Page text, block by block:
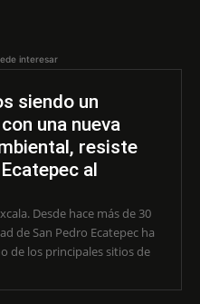
interesar
siendo un
una nueva
resiste
al
Desde hace más de 30
de San Pedro Ecatepec ha
de los principales sitios de